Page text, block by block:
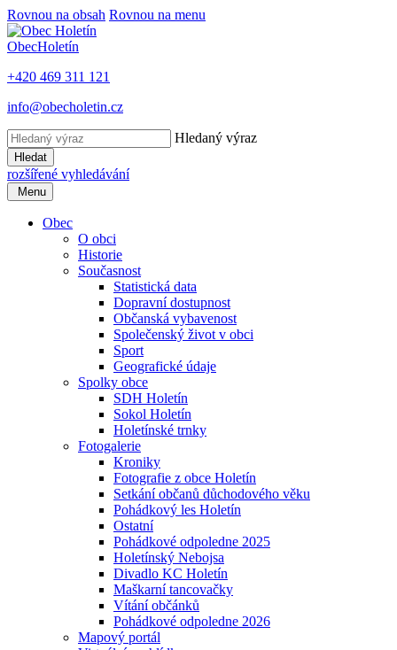
Rovnou na obsah Rovnou na menu
ObecHoletín
+420 469 311 121
info@obecholetin.cz
Hledaný výraz
Hledat
rozšířené vyhledávání
Menu
Obec
O obci
Historie
Současnost
Statistická data
Dopravní dostupnost
Občanská vybavenost
Společenský život v obci
Sport
Geografické údaje
Spolky obce
SDH Holetín
Sokol Holetín
Holetínské trnky
Fotogalerie
Kroniky
Fotografie z obce Holetín
Setkání občanů důchodového věku
Pohádkový les Holetín
Ostatní
Pohádkové odpoledne 2025
Holetínský Nebojsa
Divadlo KC Holetín
Maškarní tancovačky
Vítání občánků
Pohádkové odpoledne 2026
Mapový portál